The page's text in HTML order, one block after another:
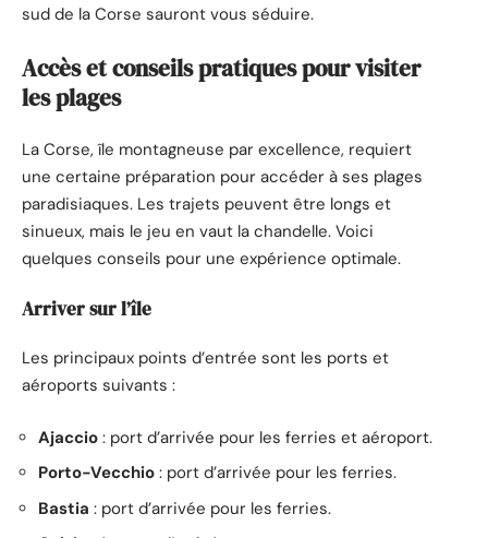
sud de la Corse sauront vous séduire.
Accès et conseils pratiques pour visiter
les plages
La Corse, île montagneuse par excellence, requiert
une certaine préparation pour accéder à ses plages
paradisiaques. Les trajets peuvent être longs et
sinueux, mais le jeu en vaut la chandelle. Voici
quelques conseils pour une expérience optimale.
Arriver sur l’île
Les principaux points d’entrée sont les ports et
aéroports suivants :
Ajaccio : port d’arrivée pour les ferries et aéroport.
Porto-Vecchio : port d’arrivée pour les ferries.
Bastia : port d’arrivée pour les ferries.